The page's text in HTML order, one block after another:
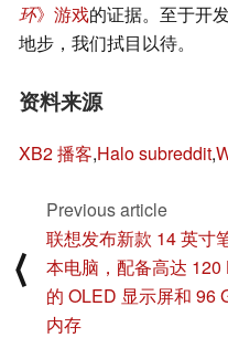
环》游戏的证据。至于开
地步，我们拭目以待。
资料来源
XB2 播客,Halo subreddit,
⟨
Previous article
联想发布新款 14 英寸
本电脑，配备高达 120
的 OLED 显示屏和 96
内存